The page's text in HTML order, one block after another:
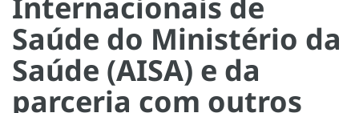
Saúde do Ministério da
Saúde (AISA) e da
parceria com outros